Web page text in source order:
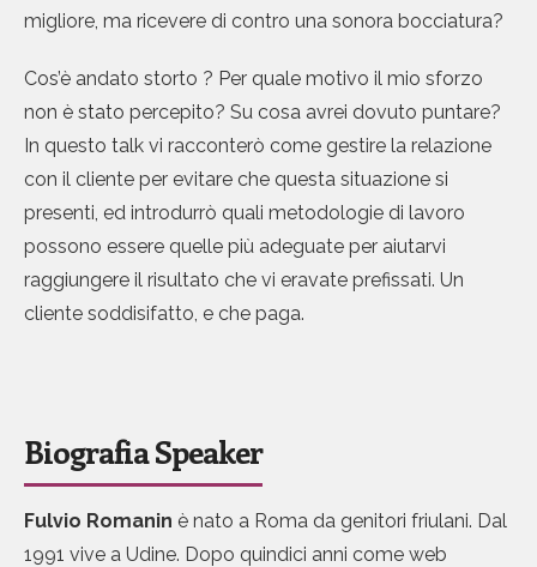
migliore, ma ricevere di contro una sonora bocciatura?
Cos’è andato storto ? Per quale motivo il mio sforzo
non è stato percepito? Su cosa avrei dovuto puntare?
In questo talk vi racconterò come gestire la relazione
con il cliente per evitare che questa situazione si
presenti, ed introdurrò quali metodologie di lavoro
possono essere quelle più adeguate per aiutarvi
raggiungere il risultato che vi eravate prefissati. Un
cliente soddisifatto, e che paga.
Biografia Speaker
Fulvio Romanin è nato a Roma da genitori friulani. Dal
1991 vive a Udine. Dopo quindici anni come web